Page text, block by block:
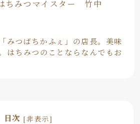
ちみつマイスター 竹中
みつばちかふぇ」の店長。美味
はちみつのことならなんでもお
目次 [非表示]